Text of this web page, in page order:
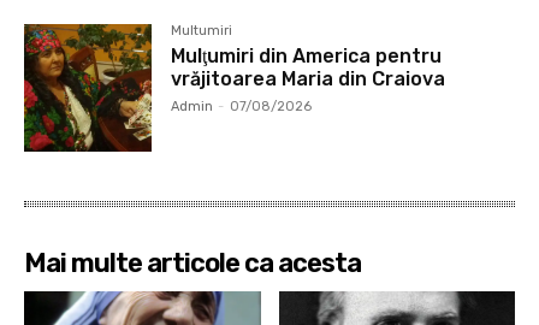
Multumiri
Mulţumiri din America pentru
vrăjitoarea Maria din Craiova
Admin - 07/08/2026
Mai multe articole ca acesta